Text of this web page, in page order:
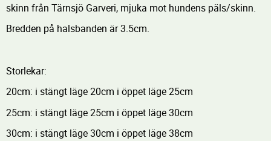
skinn från Tärnsjö Garveri, mjuka mot hundens päls/skinn.
Bredden på halsbanden är 3.5cm.
Storlekar:
20cm: i stängt läge 20cm i öppet läge 25cm
25cm: i stängt läge 25cm i öppet läge 30cm
30cm: i stängt läge 30cm i öppet läge 38cm